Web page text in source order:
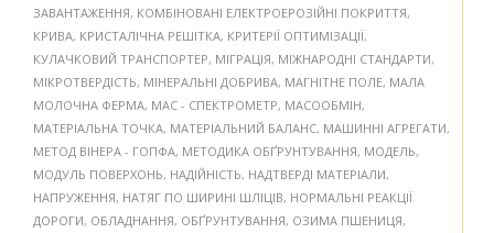
ЗАВАНТАЖЕННЯ, КОМБІНОВАНІ ЕЛЕКТРОЕРОЗІЙНІ ПОКРИТТЯ,
КРИВА, КРИСТАЛІЧНА РЕШІТКА, КРИТЕРІЇ ОПТИМІЗАЦІЇ,
КУЛАЧКОВИЙ ТРАНСПОРТЕР, МІГРАЦІЯ, МІЖНАРОДНІ СТАНДАРТИ,
МІКРОТВЕРДІСТЬ, МІНЕРАЛЬНІ ДОБРИВА, МАГНІТНЕ ПОЛЕ, МАЛА
МОЛОЧНА ФЕРМА, МАС - СПЕКТРОМЕТР, МАСООБМІН,
МАТЕРІАЛЬНА ТОЧКА, МАТЕРІАЛЬНИЙ БАЛАНС, МАШИННІ АГРЕГАТИ,
МЕТОД ВІНЕРА - ГОПФА, МЕТОДИКА ОБҐРУНТУВАННЯ, МОДЕЛЬ,
МОДУЛЬ ПОВЕРХОНЬ, НАДІЙНІСТЬ, НАДТВЕРДІ МАТЕРІАЛИ,
НАПРУЖЕННЯ, НАТЯГ ПО ШИРИНІ ШЛІЦІВ, НОРМАЛЬНІ РЕАКЦІЇ
ДОРОГИ, ОБЛАДНАННЯ, ОБҐРУНТУВАННЯ, ОЗИМА ПШЕНИЦЯ,